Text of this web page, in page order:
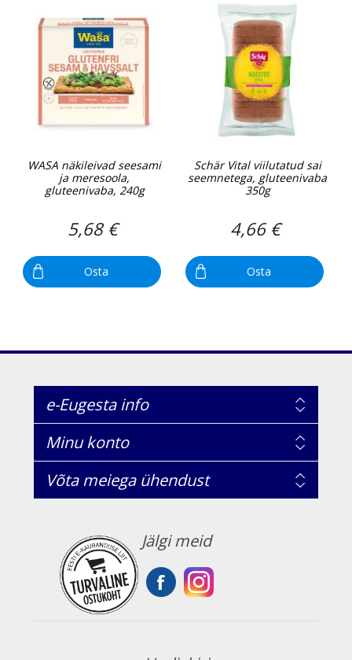
WASA näkileivad seesami
ja meresoola,
gluteenivaba, 240g
5,68 €
Osta
Schär Vital viilutatud sai
seemnetega, gluteenivaba
350g
4,66 €
Osta
e-Eugesta info
Minu konto
Võta meiega ühendust
Jälgi meid